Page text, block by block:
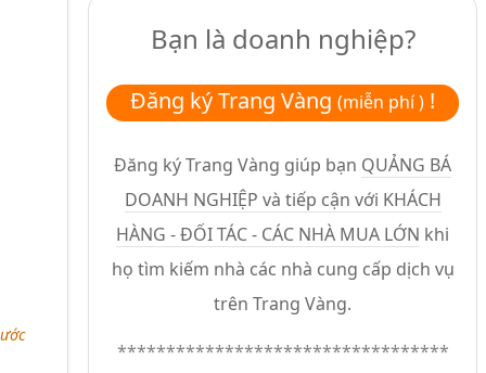
Bạn là doanh nghiệp?
Đăng ký Trang Vàng(miễn phí ) !
Đăng ký Trang Vàng giúp bạn QUẢNG BÁ
DOANH NGHIỆP và tiếp cận với KHÁCH
HÀNG - ĐỐI TÁC - CÁC NHÀ MUA LỚN khi
họ tìm kiếm nhà các nhà cung cấp dịch vụ
trên Trang Vàng.
**********************************